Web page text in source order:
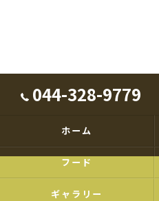
044-328-9779
ホーム
フード
ギャラリー